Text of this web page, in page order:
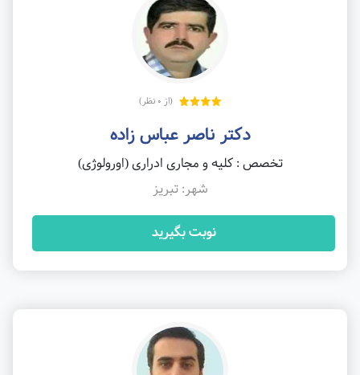
(از 0 نظر)
دکتر ناصر عباس زاده
تخصص : کلیه و مجاری ادراری (اورولوژی)
شهر: تبریز
نوبت بگیرید